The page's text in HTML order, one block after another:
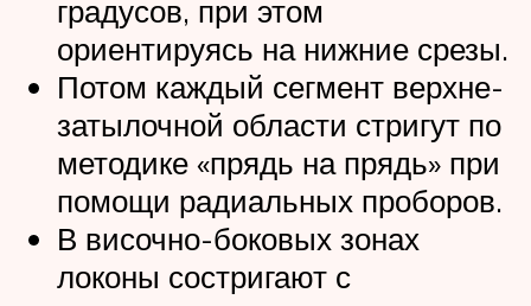
градусов, при этом
ориентируясь на нижние срезы.
Потом каждый сегмент верхне-
затылочной области стригут по
методике «прядь на прядь» при
помощи радиальных проборов.
В височно-боковых зонах
локоны состригают с